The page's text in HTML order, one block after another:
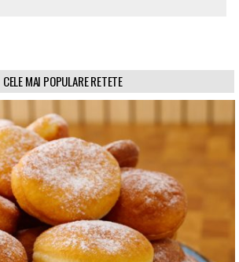
CELE MAI POPULARE RETETE